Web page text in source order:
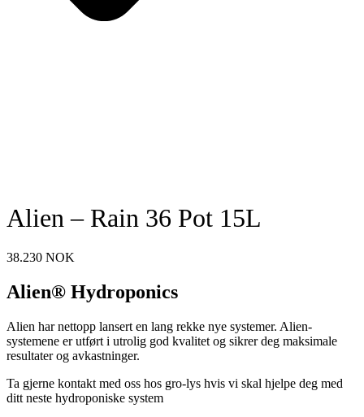
Alien – Rain 36 Pot 15L
38.230 NOK
Alien® Hydroponics
Alien har nettopp lansert en lang rekke nye systemer. Alien-
systemene er utført i utrolig god kvalitet og sikrer deg maksimale
resultater og avkastninger.
Ta gjerne kontakt med oss hos gro-lys hvis vi skal hjelpe deg med
ditt neste hydroponiske system